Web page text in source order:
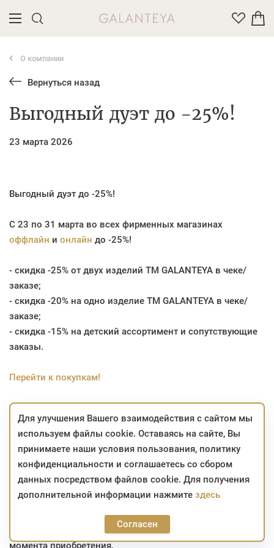
Введите название или артикул товара
О компании
Вернуться назад
Выгодный дуэт до -25%!
23 марта 2026
Выгодный дуэт до -25%!
С 23 по 31 марта во всех фирменных магазинах
оффлайн и онлайн до -25%!
- скидка -25% от двух изделий TM GALANTEYA в чеке/
заказе;
- скидка -20% на одно изделие TM GALANTEYA в чеке/
заказе;
- скидка -15% на детский ассортимент и сопутствующие
заказы.
Перейти к покупкам!
*скидка не распространяется на брелок-подвеску;
*скидка не суммируется с другими скидками;
*скидка не распространяется на уценённые изделия;
*изделия, участвующие в акции, можно приобрести с
использованием карты «Халва» с рассрочкой до 4
месяцев и «Карта покупок», «Карта Fun» с рассрочкой до
3 месяцев;
*на заказы, сформированные в интернет-магазине в
период проведения акции, скидка сохраняется до
момента приобретения.
Для улучшения Вашего взаимодействия с сайтом мы
используем файлы cookie. Оставаясь на сайте, Вы
принимаете наши условия пользования, политику
конфиденциальности и соглашаетесь со сбором
данных посредством файлов cookie. Для получения
дополнительной информации нажмите здесь
Согласен